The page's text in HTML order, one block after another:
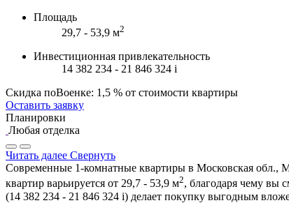
Площадь
29,7 - 53,9 м2
Инвестиционная привлекательность
14 382 234 - 21 846 324 i
Скидка поВоенке: 1,5 % от стоимости квартиры
Оставить заявку
Планировки
Любая отделка
Читать далее Свернуть
Современные 1-комнатные квартиры в Московская обл.,
квартир варьируется от 29,7 - 53,9 м2, благодаря чему вы
(14 382 234 - 21 846 324 i) делает покупку выгодным